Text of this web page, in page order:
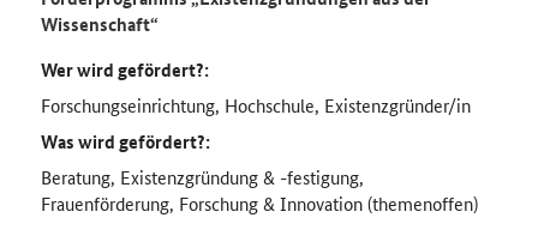
Wissenschaft“
Wer wird gefördert?:
Forschungseinrichtung, Hochschule, Existenzgründer/in
Was wird gefördert?:
Beratung, Existenzgründung & -festigung,
Frauenförderung, Forschung & Innovation (themenoffen)